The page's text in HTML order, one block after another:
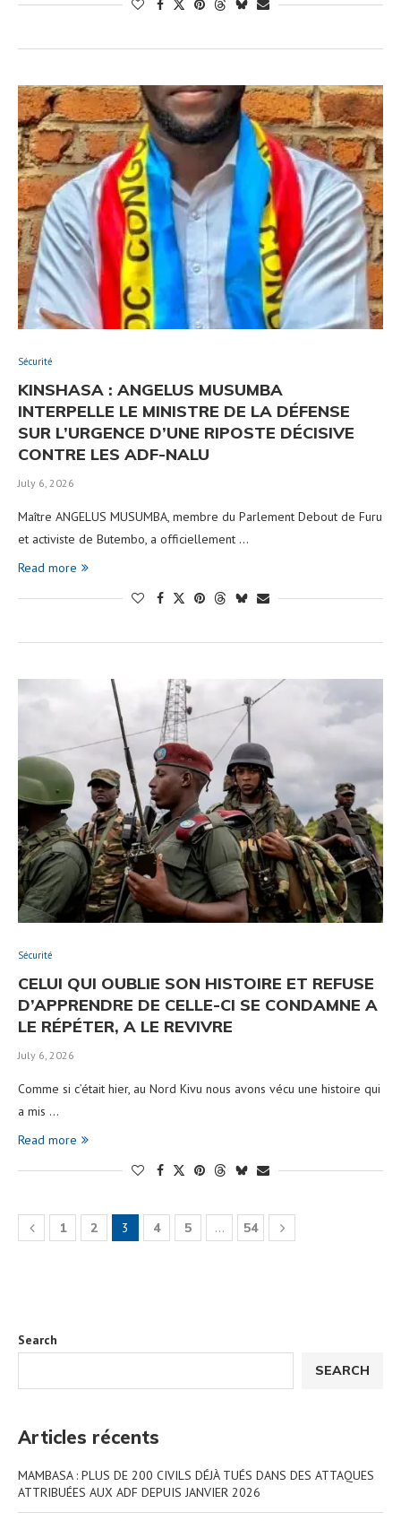
Sécurité
KINSHASA : ANGELUS MUSUMBA
INTERPELLE LE MINISTRE DE LA DÉFENSE
SUR L’URGENCE D’UNE RIPOSTE DÉCISIVE
CONTRE LES ADF-NALU
July 6, 2026
Maître ANGELUS MUSUMBA, membre du Parlement Debout de Furu
et activiste de Butembo, a officiellement …
Read more
Sécurité
CELUI QUI OUBLIE SON HISTOIRE ET REFUSE
D’APPRENDRE DE CELLE-CI SE CONDAMNE A
LE RÉPÉTER, A LE REVIVRE
July 6, 2026
Comme si c’était hier, au Nord Kivu nous avons vécu une histoire qui
a mis …
Read more
1 2 3 4 5 … 54
Search
SEARCH
Articles récents
MAMBASA : PLUS DE 200 CIVILS DÉJÀ TUÉS DANS DES ATTAQUES
ATTRIBUÉES AUX ADF DEPUIS JANVIER 2026